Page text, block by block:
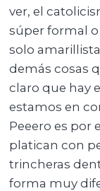
ver, el
súper formal
solo
demás cosas
claro que hay
estamos en
Peeero es por
platican con
trincheras
forma muy